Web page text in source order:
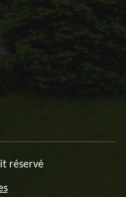
réservé